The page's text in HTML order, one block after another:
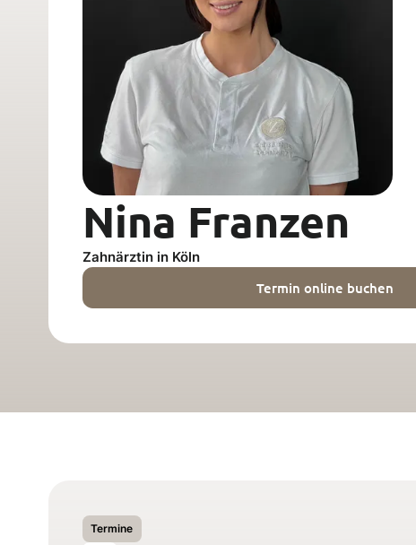
Nina Franzen
Zahnärztin in Köln
Termin online buchen
Termine